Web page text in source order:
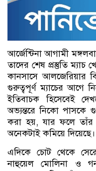
আর্জেন্টিনা আগামী
তাদের শেষ প্রস্তুতি
কানসাসে আলজেরিয়ার
গুরুত্বপূর্ণ ম্যাচের আগে
ইতিবাচক হিসেবেই
অভ্যন্তরে নিকো পাসকে
করা হয়, যার ফলে তাঁর
অনেকটাই কমিয়ে দিয়েছে।
এদিকে চোট থেকে
নাহুয়েল মোলিনা ও